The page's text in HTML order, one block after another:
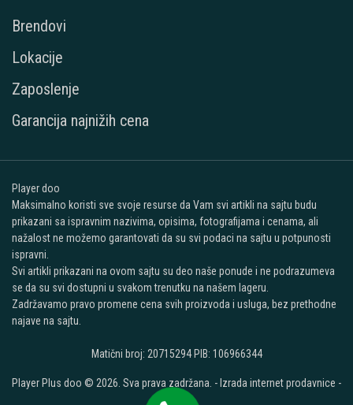
Brendovi
Lokacije
Zaposlenje
Garancija najnižih cena
Player doo
Maksimalno koristi sve svoje resurse da Vam svi artikli na sajtu budu
prikazani sa ispravnim nazivima, opisima, fotografijama i cenama, ali
nažalost ne možemo garantovati da su svi podaci na sajtu u potpunosti
ispravni.
Svi artikli prikazani na ovom sajtu su deo naše ponude i ne podrazumeva
se da su svi dostupni u svakom trenutku na našem lageru.
Zadržavamo pravo promene cena svih proizvoda i usluga, bez prethodne
najave na sajtu.
Matični broj: 20715294 PIB: 106966344
Player Plus doo © 2026. Sva prava zadržana. - Izrada internet prodavnice -
Selltico.